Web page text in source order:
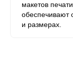
макетов
обеспечивают
и ​​размерах.